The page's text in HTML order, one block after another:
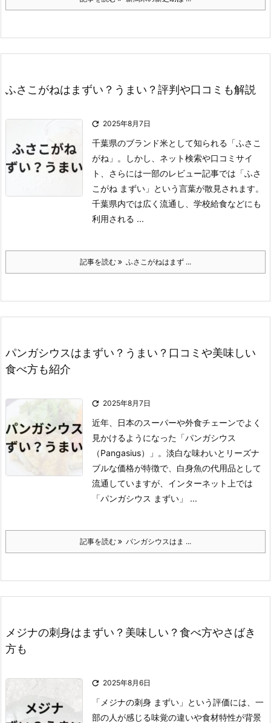
ふさこがねはまずい？うまい？評判や口コミも解説
 2025年8月7日
千葉県のブランド米として知られる「ふさこ
がね」。
しかし、ネット検索や口コミサイ
ト、さらには一部のレビュー記事では「ふさ
こがね まずい」という言葉が散見されます。
千葉県内では広く流通し、学校給食などにも
利用される ...
記事を読む ふさこがねはまず ...
パンガシウスはまずい？うまい？口コミや美味しい
食べ方も紹介
 2025年8月7日
近年、日本のスーパーや外食チェーンでよく
見かけるようになった「パンガシウス
（Pangasius）」。 淡白な味わいとリーズナ
ブルな価格が特徴で、白身魚の代用品として
流通していますが、インターネット上では
「パンガシウス まずい」 ...
記事を読む パンガシウスはま ...
メジナの刺身はまずい？美味しい？食べ方やさばき
方も
 2025年8月6日
「メジナの刺身 まずい」という評価には、一
部の人が感じる味覚の違いや食材特性が背景